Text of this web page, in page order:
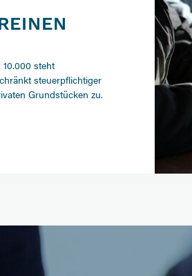
steht
steuerpflichtiger
Grundstücken zu.